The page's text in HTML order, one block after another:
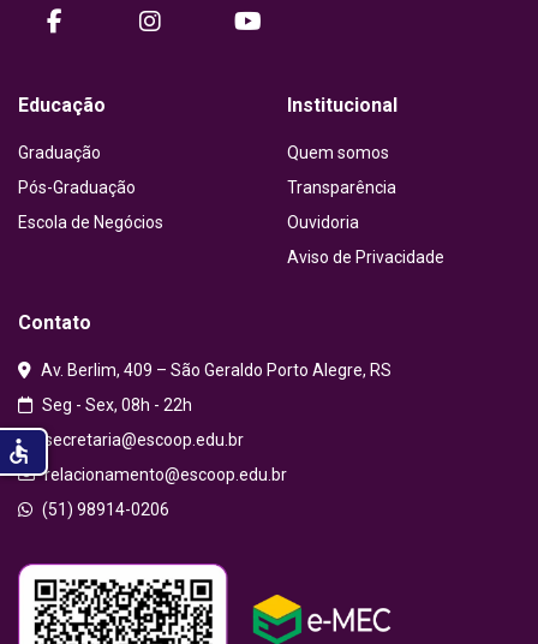
facebookinstagram
Educação
Graduação
Pós-Graduação
Escola de Negócios
Institucional
Quem somos
Transparência
Ouvidoria
Aviso de Privacidade
Contato
Av. Berlim, 409 – São Geraldo Porto Alegre, RS
Seg - Sex, 08h - 22h
secretaria@escoop.edu.br
relacionamento@escoop.edu.br
(51) 98914-0206
accessible